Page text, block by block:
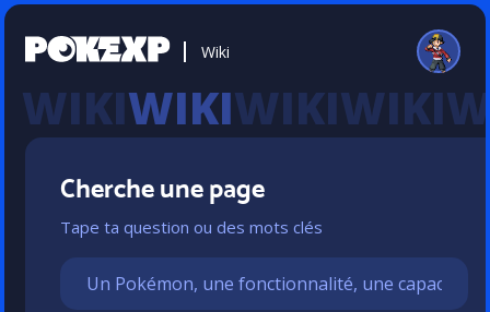
Wiki
WIKI
Cherche une page
Tape ta question ou des mots clés